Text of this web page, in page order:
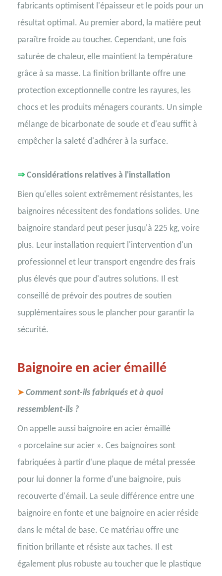
fabricants optimisent l'épaisseur et le poids pour un
résultat optimal. Au premier abord, la matière peut
paraître froide au toucher. Cependant, une fois
saturée de chaleur, elle maintient la température
grâce à sa masse. La finition brillante offre une
protection exceptionnelle contre les rayures, les
chocs et les produits ménagers courants. Un simple
mélange de bicarbonate de soude et d'eau suffit à
empêcher la saleté d'adhérer à la surface.
⇒ Considérations relatives à l'installation
Bien qu'elles soient extrêmement résistantes, les
baignoires nécessitent des fondations solides. Une
baignoire standard peut peser jusqu'à 225 kg, voire
plus. Leur installation requiert l'intervention d'un
professionnel et leur transport engendre des frais
plus élevés que pour d'autres solutions. Il est
conseillé de prévoir des poutres de soutien
supplémentaires sous le plancher pour garantir la
sécurité.
Baignoire en acier émaillé
➤ Comment sont-ils fabriqués et à quoi
ressemblent-ils ?
On appelle aussi baignoire en acier émaillé
« porcelaine sur acier ». Ces baignoires sont
fabriquées à partir d'une plaque de métal pressée
pour lui donner la forme d'une baignoire, puis
recouverte d'émail. La seule différence entre une
baignoire en fonte et une baignoire en acier réside
dans le métal de base. Ce matériau offre une
finition brillante et résiste aux taches. Il est
également plus robuste au toucher que le plastique